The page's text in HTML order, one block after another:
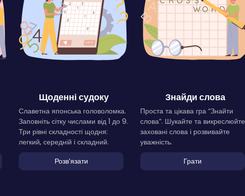
Щоденні судоку
Славетна японська головоломка.
Заповніть сітку числами від 1 до 9.
Три рівні складності щодня:
легкий, середній і складний.
Розвʼязати
Знайди слова
Проста та цікава гра “Знайти
слова”. Шукайте та викреслюйте
заховані слова і розвивайте
уважність.
Грати